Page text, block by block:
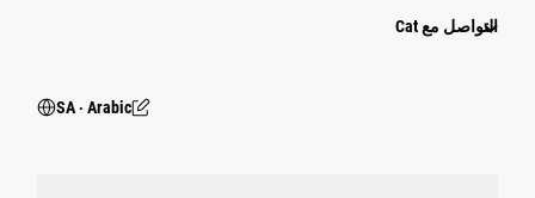
التواصل مع Cat
SA ‧ Arabic